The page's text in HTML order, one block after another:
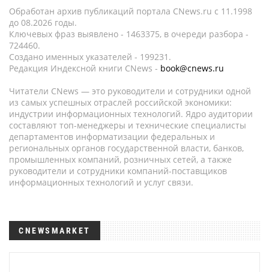
Обработан архив публикаций портала CNews.ru c 11.1998
до 08.2026 годы.
Ключевых фраз выявлено - 1463375, в очереди разбора -
724460.
Создано именных указателей - 199231.
Редакция Индексной книги CNews - book@cnews.ru
Читатели CNews — это руководители и сотрудники одной
из самых успешных отраслей российской экономики:
индустрии информационных технологий. Ядро аудитории
составляют топ-менеджеры и технические специалисты
департаментов информатизации федеральных и
региональных органов государственной власти, банков,
промышленных компаний, розничных сетей, а также
руководители и сотрудники компаний-поставщиков
информационных технологий и услуг связи.
CNEWSMARKET